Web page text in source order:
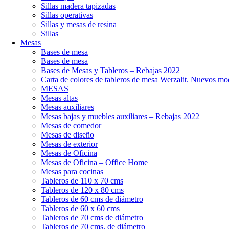
Sillas madera tapizadas
Sillas operativas
Sillas y mesas de resina
Sillas
Mesas
Bases de mesa
Bases de mesa
Bases de Mesas y Tableros – Rebajas 2022
Carta de colores de tableros de mesa Werzalit. Nuevos
MESAS
Mesas altas
Mesas auxiliares
Mesas bajas y muebles auxiliares – Rebajas 2022
Mesas de comedor
Mesas de diseño
Mesas de exterior
Mesas de Oficina
Mesas de Oficina – Office Home
Mesas para cocinas
Tableros de 110 x 70 cms
Tableros de 120 x 80 cms
Tableros de 60 cms de diámetro
Tableros de 60 x 60 cms
Tableros de 70 cms de diámetro
Tableros de 70 cms. de diámetro